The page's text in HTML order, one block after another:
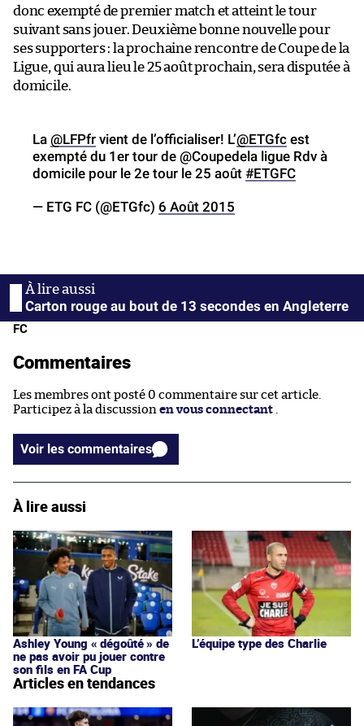
donc exempté de premier match et atteint le tour
suivant sans jouer. Deuxième bonne nouvelle pour
ses supporters : la prochaine rencontre de Coupe de la
Ligue, qui aura lieu le 25 août prochain, sera disputée à
domicile.
La @LFPfr vient de l’officialiser! L’@ETGfc est
exempté du 1er tour de @Coupedela ligue Rdv à
domicile pour le 2e tour le 25 août #ETGFC
— ETG FC (@ETGfc) 6 Août 2015
Carton rouge au bout de 13 secondes en Angleterre
FC
Commentaires
Les membres ont posté 0 commentaire sur cet article.
Participez à la discussion en vous connectant
Voir les commentaires
À lire aussi
Ashley Young « dégoûté » de
ne pas avoir pu jouer contre
son fils en FA Cup
L’équipe type des Charlie
Articles en tendances